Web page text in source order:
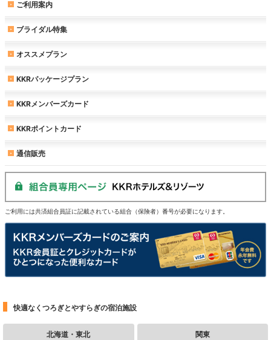
ご利用案内
ブライダル特集
オススメプラン
KKRパッケージプラン
KKRメンバーズカード
KKRポイントカード
通信販売
ご利用には共済組合員証に記載されている組合（保険者）番号が必要になります。
快適なくつろぎとやすらぎの宿泊施設
北海道・東北 関東